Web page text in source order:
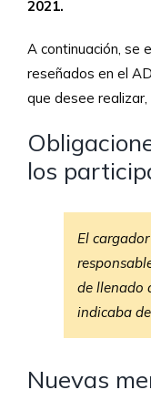
2021.
A continuación, se
reseñados en el
que desee
los
El
de llenado
indicaba
Nuevas